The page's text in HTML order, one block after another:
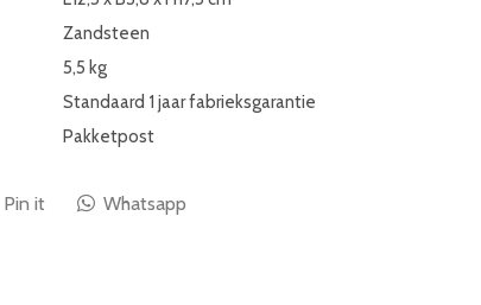
Zandsteen
5,5 kg
Standaard 1 jaar fabrieksgarantie
Pakketpost
Pin it Whatsapp